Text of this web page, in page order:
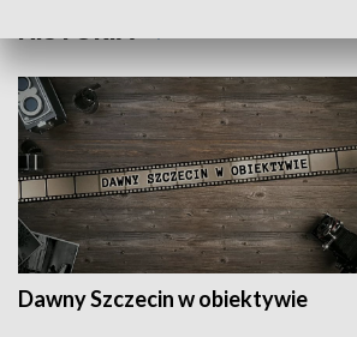
Dawny Szczecin w obiektywie